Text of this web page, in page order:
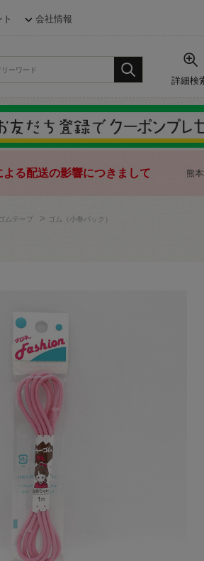
会社情報
詳細検
よる配送の影響につきまして 熊
ムテープ > ゴム（小巻パック）